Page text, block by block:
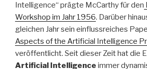
Intelligence“ prägte McCarthy für den
Workshop im Jahr 1956. Darüber
gleichen Jahr sein einflussreiches
Aspects of the Artificial Intelligence
veröffentlicht. Seit dieser Zeit hat die
Artificial Intelligence immer